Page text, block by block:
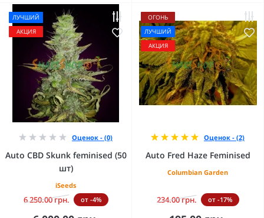
ЛУЧШИЙ
АКЦИЯ
Оценок - (0)
Auto CBD Skunk feminised (50
шт)
iSeeds
6 250.00 грн. от -4%
ОГОНЬ
ЛУЧШИЙ
АКЦИЯ
Оценок - (2)
Auto Fred Haze Feminised
Columbian Garden
234.00 грн. от -17%